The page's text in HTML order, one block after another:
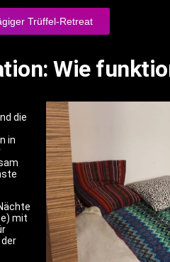
Trüffel-Retreat
Wie
die
in
mit